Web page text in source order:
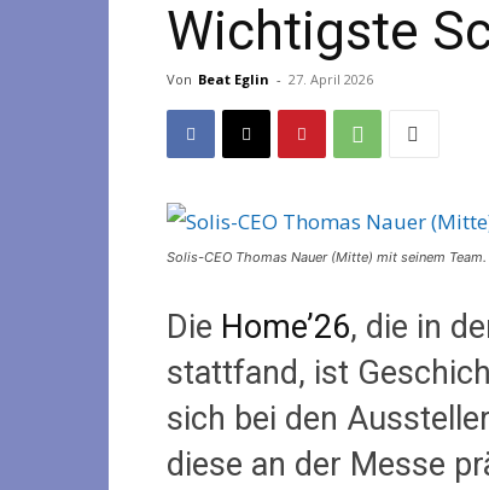
Wichtigste
Von Beat Eglin - 27. April 2026
Solis-CEO Thomas Nauer (Mitte) mit seinem
Die Home’26, die in
stattfand, ist
sich bei den
diese an der Messe